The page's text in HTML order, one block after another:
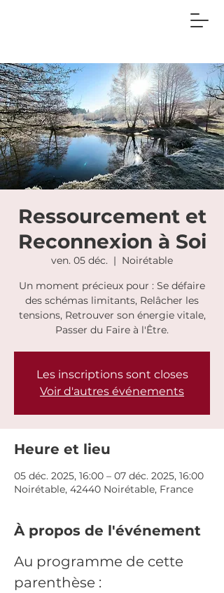
Ressourcement et
Reconnexion à Soi
ven. 05 déc.
  |
Noirétable
Un moment précieux pour : Se défaire
des schémas limitants, Relâcher les
tensions, Retrouver son énergie vitale,
Passer du Faire à l'Être.
Les inscriptions sont closes
Voir d'autres événements
Heure et lieu
05 déc. 2025, 16:00 – 07 déc. 2025, 16:00
Noirétable, 42440 Noirétable, France
À propos de l'événement
Au programme de cette
parenthèse :